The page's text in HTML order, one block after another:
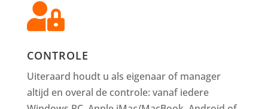

CONTROLE
Uiteraard houdt u als eigenaar of manager
altijd en overal de controle: vanaf iedere